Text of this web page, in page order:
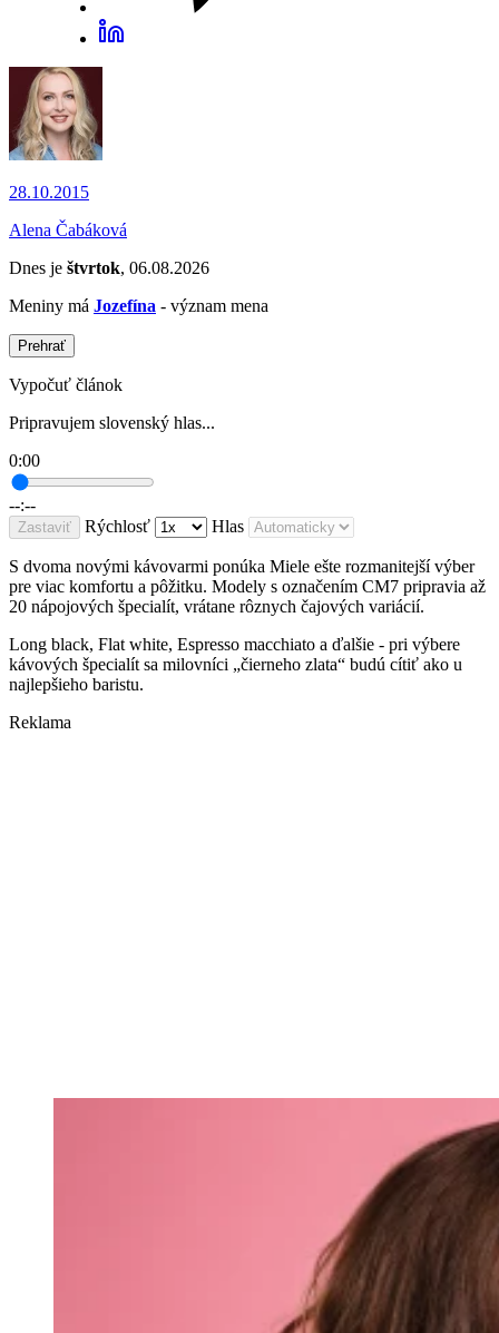
28.10.2015
Alena Čabáková
Dnes je štvrtok, 06.08.2026
Meniny má Jozefína - význam mena
Prehrať
Vypočuť článok
Pripravujem slovenský hlas...
0:00
--:--
Zastaviť Rýchlosť Hlas
S dvoma novými kávovarmi ponúka Miele ešte rozmanitejší výber
pre viac komfortu a pôžitku. Modely s označením CM7 pripravia až
20 nápojových špecialít, vrátane rôznych čajových variácií.
Long black, Flat white, Espresso macchiato a ďalšie - pri výbere
kávových špecialít sa milovníci „čierneho zlata“ budú cítiť ako u
najlepšieho baristu.
Reklama